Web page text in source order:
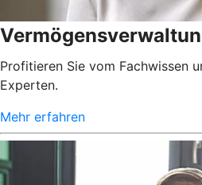
Profitieren Sie vom Fachwissen
Experten.
Mehr erfahren